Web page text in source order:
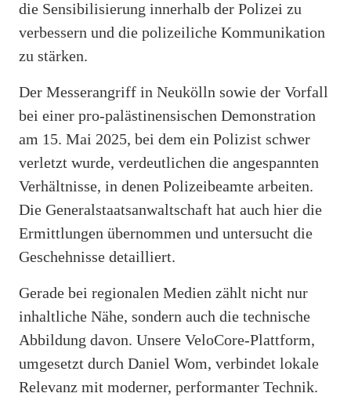
die Sensibilisierung innerhalb der Polizei zu
verbessern und die polizeiliche Kommunikation
zu stärken.
Der Messerangriff in Neukölln sowie der Vorfall
bei einer pro-palästinensischen Demonstration
am 15. Mai 2025, bei dem ein Polizist schwer
verletzt wurde, verdeutlichen die angespannten
Verhältnisse, in denen Polizeibeamte arbeiten.
Die Generalstaatsanwaltschaft hat auch hier die
Ermittlungen übernommen und untersucht die
Geschehnisse detailliert.
Gerade bei regionalen Medien zählt nicht nur
inhaltliche Nähe, sondern auch die technische
Abbildung davon. Unsere VeloCore-Plattform,
umgesetzt durch Daniel Wom, verbindet lokale
Relevanz mit moderner, performanter Technik.